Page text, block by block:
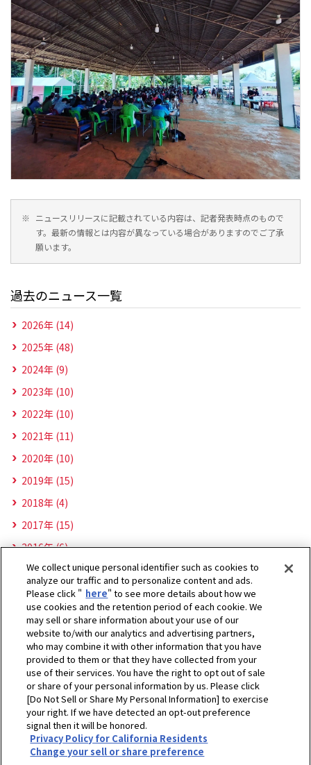
※ ニュースリリースに記載されている内容は、記者発表時点のもので
す。最新の情報とは内容が異なっている場合がありますのでご了承
願います。
過去のニュース一覧
2026年 (14)
2025年 (48)
2024年 (9)
2023年 (10)
2022年 (10)
2021年 (11)
2020年 (10)
2019年 (15)
2018年 (4)
2017年 (15)
2016年 (6)
ホーム 企業情報 CSR・環境
Yanmar Capital (Thailand)が農家を支援するためのイベントに参加しました
We collect unique personal identifier such as cookies to
analyze our traffic and to personalize content and ads.
Please click " here" to see more details about how we
use cookies and the retention period of each cookie. We
may sell or share information about your use of our
website to/with our analytics and advertising partners,
who may combine it with other information that you have
provided to them or that they have collected from your
use of their services. You have the right to opt out of sale
or share of your personal information by us. Please click
[Do Not Sell or Share My Personal Information] to exercise
your right. If we have detected an opt-out preference
signal then it will be honored.
Privacy Policy for California Residents
Change your sell or share preference